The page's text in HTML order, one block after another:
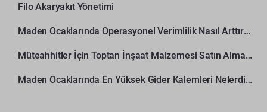
Filo Akaryakıt Yönetimi
Maden Ocaklarında Operasyonel Verimlilik Nasıl Arttırılır?
Müteahhitler İçin Toptan İnşaat Malzemesi Satın Alma Rehberi
Maden Ocaklarında En Yüksek Gider Kalemleri Nelerdir?